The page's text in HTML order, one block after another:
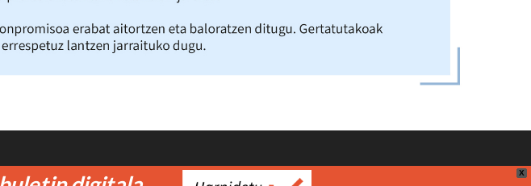
OSAKIDETZA. Araba kalea, 45 – 01006 Vitoria-Gasteiz | 945-00 63 43 |
X